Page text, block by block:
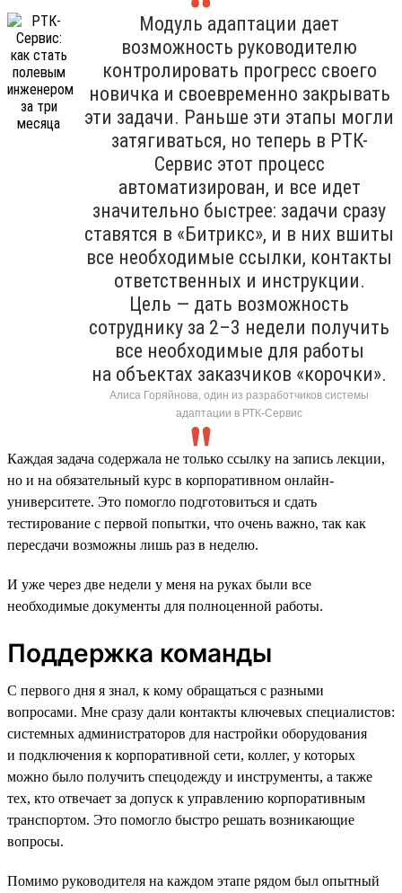
Модуль адаптации дает
возможность руководителю
контролировать прогресс своего
новичка и своевременно закрывать
эти задачи. Раньше эти этапы могли
затягиваться, но теперь в РТК-
Сервис этот процесс
автоматизирован, и все идет
значительно быстрее: задачи сразу
ставятся в «Битрикс», и в них вшиты
все необходимые ссылки, контакты
ответственных и инструкции.
Цель — дать возможность
сотруднику за 2–3 недели получить
все необходимые для работы
на объектах заказчиков «корочки».
Алиса Горяйнова, один из разработчиков системы
адаптации в РТК-Сервис
Каждая задача содержала не только ссылку на запись лекции,
но и на обязательный курс в корпоративном онлайн-
университете. Это помогло подготовиться и сдать
тестирование с первой попытки, что очень важно, так как
пересдачи возможны лишь раз в неделю.
И уже через две недели у меня на руках были все
необходимые документы для полноценной работы.
Поддержка команды
С первого дня я знал, к кому обращаться с разными
вопросами. Мне сразу дали контакты ключевых специалистов:
системных администраторов для настройки оборудования
и подключения к корпоративной сети, коллег, у которых
можно было получить спецодежду и инструменты, а также
тех, кто отвечает за допуск к управлению корпоративным
транспортом. Это помогло быстро решать возникающие
вопросы.
Помимо руководителя на каждом этапе рядом был опытный